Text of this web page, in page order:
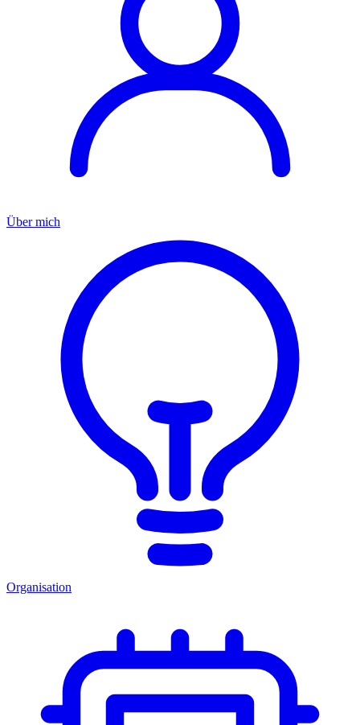
Über mich
Organisation